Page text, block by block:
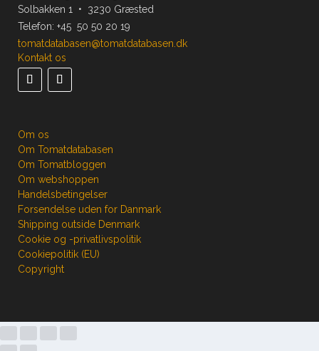
Solbakken 1 • 3230 Græsted
Telefon: +45 50 50 20 19
tomatdatabasen@tomatdatabasen.dk
Kontakt os
Om os
Om Tomatdatabasen
Om Tomatbloggen
Om webshoppen
Handelsbetingelser
Forsendelse uden for Danmark
Shipping outside Denmark
Cookie og -privatlivspolitik
Cookiepolitik (EU)
Copyright